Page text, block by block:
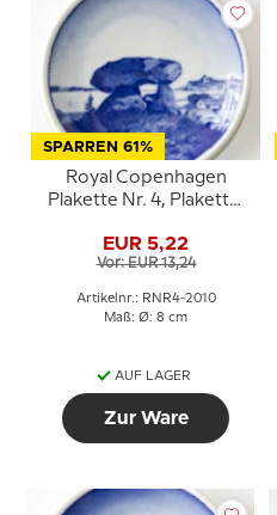
SPARREN 61%
Royal Copenhagen
Plakette Nr. 4, Plakette,
EUR 5,22
Vor: EUR 13,24
Artikelnr.: RNR4-2010
Maß: Ø: 8 cm
AUF LAGER
Zur Ware